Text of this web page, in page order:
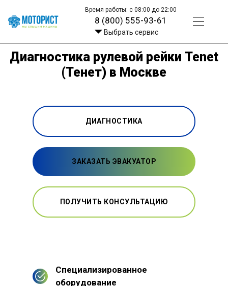
Время работы: с 08:00 до 22:00
8 (800) 555-93-61
Выбрать сервис
Диагностика рулевой рейки Tenet
(Тенет) в Москве
ДИАГНОСТИКА
ЗАКАЗАТЬ ЭВАКУАТОР
ПОЛУЧИТЬ КОНСУЛЬТАЦИЮ
Специализированное
оборудование